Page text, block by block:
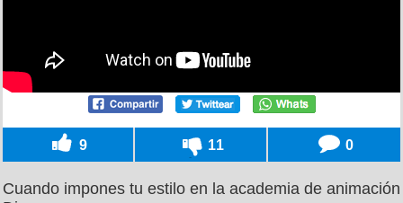
9 11 0
Cuando impones tu estilo en la academia de animación